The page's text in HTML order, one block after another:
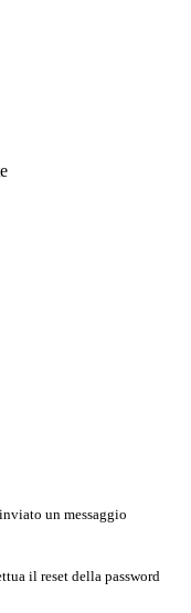
un messaggio
il reset della password